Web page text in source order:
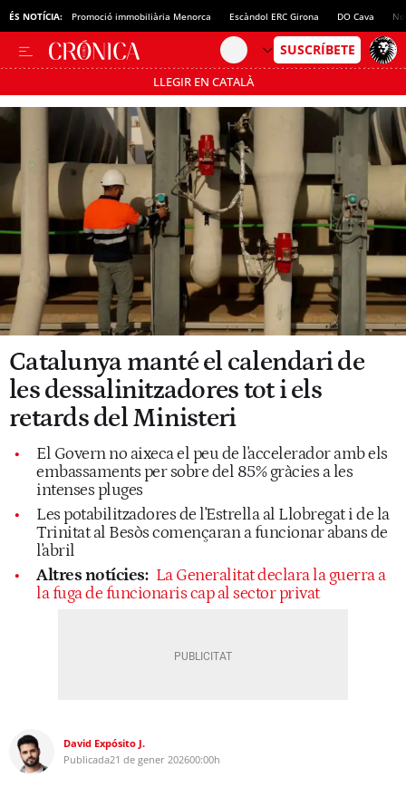
ÉS NOTÍCIA: Promoció immobiliària Menorca Escàndol ERC Girona DO Cava
LLEGIR EN CATALÀ
Passa’t al mode estalvi
Catalunya manté el calendari de
les dessalinitzadores tot i els
retards del Ministeri
El Govern no aixeca el peu de l'accelerador amb els
embassaments per sobre del 85% gràcies a les
intenses pluges
Les potabilitzadores de l'Estrella al Llobregat i de la
Trinitat al Besòs començaran a funcionar abans de
l'abril
Altres notícies: La Generalitat declara la guerra a
la fuga de funcionaris cap al sector privat
David Expósito J.
Publicada21 de gener 202600:00h